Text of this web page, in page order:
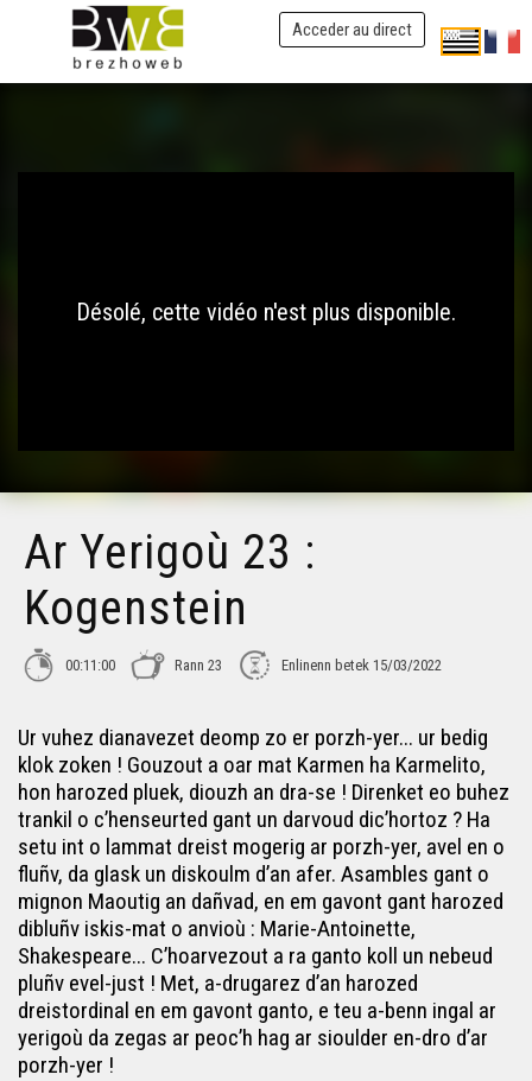
Acceder au direct
Désolé, cette vidéo n'est plus disponible.
Ar Yerigoù 23 :
Kogenstein
00:11:00 Rann 23 Enlinenn betek 15/03/2022
Ur vuhez dianavezet deomp zo er porzh-yer... ur bedig
klok zoken ! Gouzout a oar mat Karmen ha Karmelito,
hon harozed pluek, diouzh an dra-se ! Direnket eo buhez
trankil o c’henseurted gant un darvoud dic’hortoz ? Ha
setu int o lammat dreist mogerig ar porzh-yer, avel en o
fluñv, da glask un diskoulm d’an afer. Asambles gant o
mignon Maoutig an dañvad, en em gavont gant harozed
dibluñv iskis-mat o anvioù : Marie-Antoinette,
Shakespeare... C’hoarvezout a ra ganto koll un nebeud
pluñv evel-just ! Met, a-drugarez d’an harozed
dreistordinal en em gavont ganto, e teu a-benn ingal ar
yerigoù da zegas ar peoc’h hag ar sioulder en-dro d’ar
porzh-yer !